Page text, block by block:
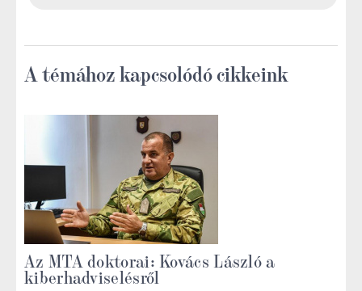
A témához kapcsolódó cikkeink
Az MTA doktorai: Kovács László a
kiberhadviselésről